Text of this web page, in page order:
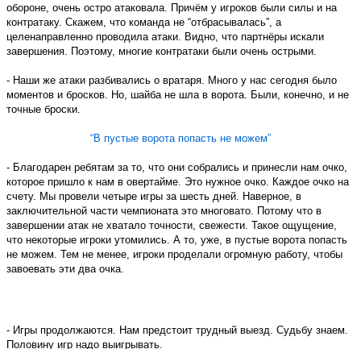
обороне, очень остро атаковала. Причём у игроков были силы и на
контратаку. Скажем, что команда не “отбрасывалась”, а
целенаправленно проводила атаки. Видно, что партнёры искали
завершения. Поэтому, многие контратаки были очень острыми.
- Наши же атаки разбивались о вратаря. Много у нас сегодня было
моментов и бросков. Но, шайба не шла в ворота. Были, конечно, и не
точные броски.
“В пустые ворота попасть не можем”
- Благодарен ребятам за то, что они собрались и принесли нам очко,
которое пришло к нам в овертайме. Это нужное очко. Каждое очко на
счету. Мы провели четыре игры за шесть дней. Наверное, в
заключительной части чемпионата это многовато. Потому что в
завершении атак не хватало точности, свежести. Такое ощущение,
что некоторые игроки утомились. А то, уже, в пустые ворота попасть
не можем. Тем не менее, игроки проделали огромную работу, чтобы
завоевать эти два очка.
- Игры продолжаются. Нам предстоит трудный выезд. Судьбу знаем.
Половину игр надо выигрывать.